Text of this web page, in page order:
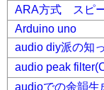
ARA方式 スピー
Arduino uno
audio diy派の知
audio peak
audioでの余韻生